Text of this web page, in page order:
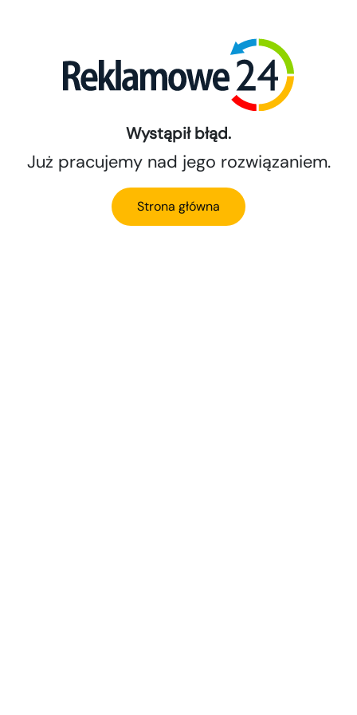
Wystąpił błąd.
Już pracujemy nad jego rozwiązaniem.
Strona główna